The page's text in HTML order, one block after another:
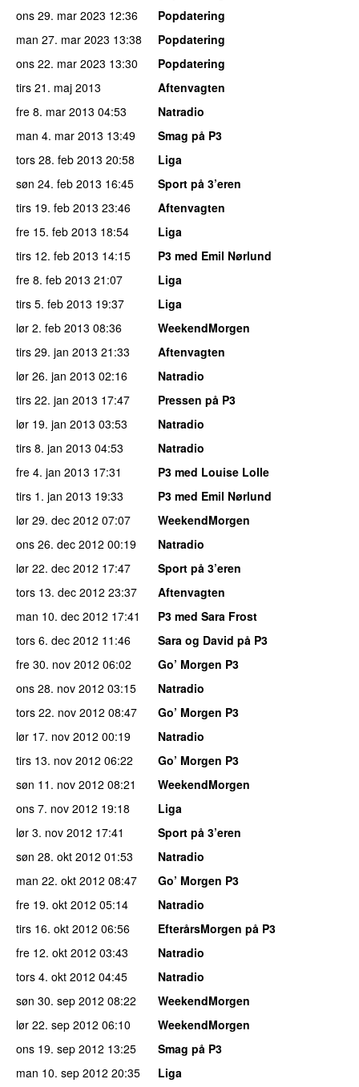
ons 29. mar 2023 12:36
Popdatering
man 27. mar 2023 13:38
Popdatering
ons 22. mar 2023 13:30
Popdatering
tirs 21. maj 2013
Aftenvagten
fre 8. mar 2013 04:53
Natradio
man 4. mar 2013 13:49
Smag på P3
tors 28. feb 2013 20:58
Liga
søn 24. feb 2013 16:45
Sport på 3’eren
tirs 19. feb 2013 23:46
Aftenvagten
fre 15. feb 2013 18:54
Liga
tirs 12. feb 2013 14:15
P3 med Emil Nørlund
fre 8. feb 2013 21:07
Liga
tirs 5. feb 2013 19:37
Liga
lør 2. feb 2013 08:36
WeekendMorgen
tirs 29. jan 2013 21:33
Aftenvagten
lør 26. jan 2013 02:16
Natradio
tirs 22. jan 2013 17:47
Pressen på P3
lør 19. jan 2013 03:53
Natradio
tirs 8. jan 2013 04:53
Natradio
fre 4. jan 2013 17:31
P3 med Louise Lolle
tirs 1. jan 2013 19:33
P3 med Emil Nørlund
lør 29. dec 2012 07:07
WeekendMorgen
ons 26. dec 2012 00:19
Natradio
lør 22. dec 2012 17:47
Sport på 3’eren
tors 13. dec 2012 23:37
Aftenvagten
man 10. dec 2012 17:41
P3 med Sara Frost
tors 6. dec 2012 11:46
Sara og David på P3
fre 30. nov 2012 06:02
Go’ Morgen P3
ons 28. nov 2012 03:15
Natradio
tors 22. nov 2012 08:47
Go’ Morgen P3
lør 17. nov 2012 00:19
Natradio
tirs 13. nov 2012 06:22
Go’ Morgen P3
søn 11. nov 2012 08:21
WeekendMorgen
ons 7. nov 2012 19:18
Liga
lør 3. nov 2012 17:41
Sport på 3’eren
søn 28. okt 2012 01:53
Natradio
man 22. okt 2012 08:47
Go’ Morgen P3
fre 19. okt 2012 05:14
Natradio
tirs 16. okt 2012 06:56
EfterårsMorgen på P3
fre 12. okt 2012 03:43
Natradio
tors 4. okt 2012 04:45
Natradio
søn 30. sep 2012 08:22
WeekendMorgen
lør 22. sep 2012 06:10
WeekendMorgen
ons 19. sep 2012 13:25
Smag på P3
man 10. sep 2012 20:35
Liga